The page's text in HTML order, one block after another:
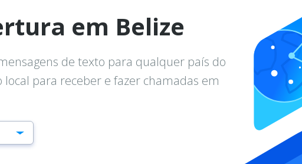
em Belize
de texto para qualquer país do
para receber e fazer chamadas em